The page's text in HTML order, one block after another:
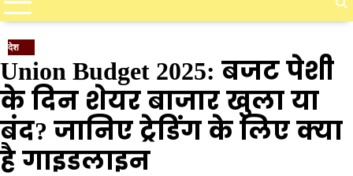
देश
Union Budget 2025: बजट पेशी
के दिन शेयर बाजार खुला या
बंद? जानिए ट्रेडिंग के लिए क्या
है गाइडलाइन